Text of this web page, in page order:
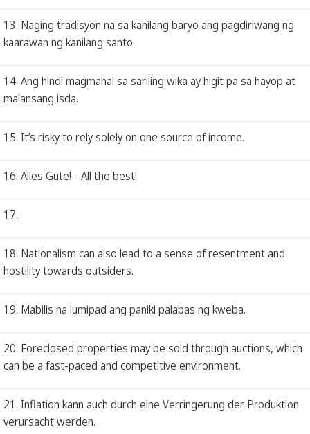
13. Naging tradisyon na sa kanilang baryo ang pagdiriwang ng
kaarawan ng kanilang santo.
14. Ang hindi magmahal sa sariling wika ay higit pa sa hayop at
malansang isda.
15. It’s risky to rely solely on one source of income.
16. Alles Gute! - All the best!
17.
18. Nationalism can also lead to a sense of resentment and
hostility towards outsiders.
19. Mabilis na lumipad ang paniki palabas ng kweba.
20. Foreclosed properties may be sold through auctions, which
can be a fast-paced and competitive environment.
21. Inflation kann auch durch eine Verringerung der Produktion
verursacht werden.